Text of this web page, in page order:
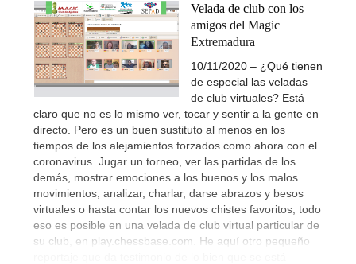
Velada de club con los
amigos del Magic
Extremadura
10/11/2020 – ¿Qué tienen
de especial las veladas
de club virtuales? Está
claro que no es lo mismo ver, tocar y sentir a la gente en
directo. Pero es un buen sustituto al menos en los
tiempos de los alejamientos forzados como ahora con el
coronavirus. Jugar un torneo, ver las partidas de los
demás, mostrar emociones a los buenos y los malos
movimientos, analizar, charlar, darse abrazos y besos
virtuales o hasta contar los nuevos chistes favoritos, todo
eso es posible en una velada de club virtual particular de
su club, en play.chessbase.com. He aquí otro pequeño